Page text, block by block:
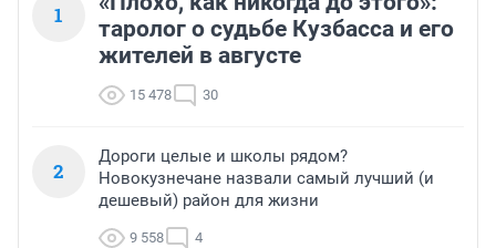
1
таролог о судьбе Кузбасса и его
жителей в августе
15 478 30
2
Дороги целые и школы рядом?
Новокузнечане назвали самый лучший (и
дешевый) район для жизни
9 558 4